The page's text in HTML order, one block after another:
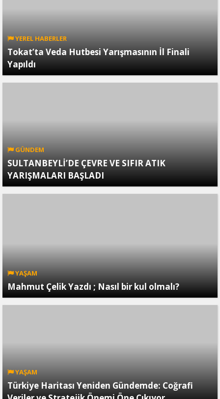
YEREL HABERLER
Tokat’ta Veda Hutbesi Yarışmasının İl Finali
Yapıldı
GÜNDEM
SULTANBEYLİ’DE ÇEVRE VE SIFIR ATIK
YARIŞMALARI BAŞLADI
YAŞAM
Mahmut Çelik Yazdı ; Nasıl bir kul olmalı?
YAŞAM
Türkiye Haritası Yeniden Gündemde: Coğrafi